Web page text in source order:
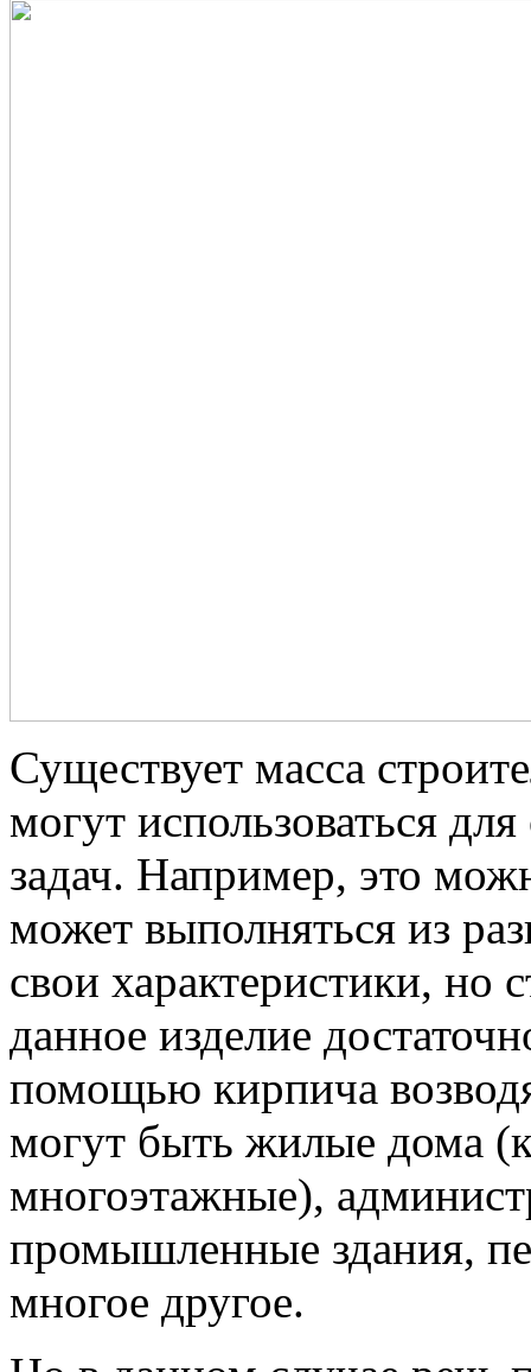
Существует масса
могут использоваться
задач. Например, это
может выполняться из
свои характеристики, но
данное изделие
помощью кирпича
могут быть жилые дома
многоэтажные),
промышленные здания,
многое другое.